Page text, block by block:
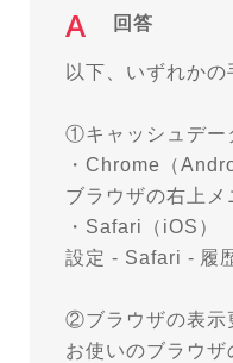
回答
以下、いずれか
①キャッシュデー
・Chrome（
ブラウザの右上
・Safari（iOS）
設定 - Safari - 履
②ブラウザの表示
お使いのブラウ